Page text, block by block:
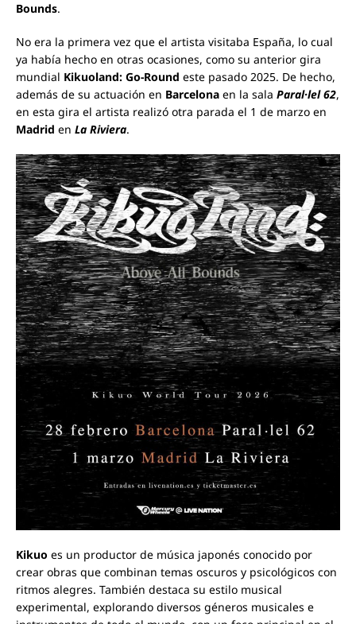
Bounds.
No era la primera vez que el artista visitaba España, lo cual
ya había hecho en otras ocasiones, como su anterior gira
mundial Kikuoland: Go-Round este pasado 2025. De hecho,
además de su actuación en Barcelona en la sala Paral·lel 62,
en esta gira el artista realizó otra parada el 1 de marzo en
Madrid en La Riviera.
Kikuo es un productor de música japonés conocido por
crear obras que combinan temas oscuros y psicológicos con
ritmos alegres. También destaca su estilo musical
experimental, explorando diversos géneros musicales e